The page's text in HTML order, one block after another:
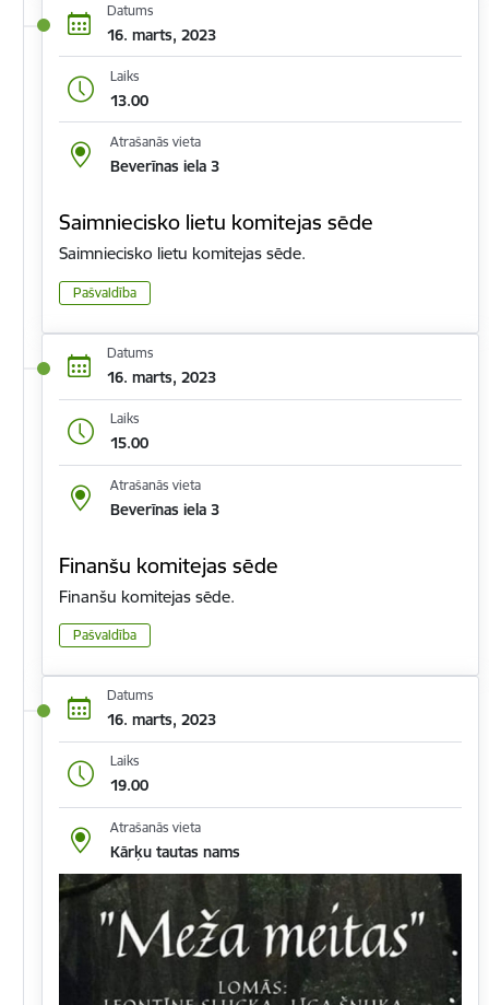
Datums
16. marts, 2023
Laiks
13.00
Atrašanās vieta
Beverīnas iela 3
Saimniecisko lietu komitejas sēde
Saimniecisko lietu komitejas sēde.
Pašvaldība
Datums
16. marts, 2023
Laiks
15.00
Atrašanās vieta
Beverīnas iela 3
Finanšu komitejas sēde
Finanšu komitejas sēde.
Pašvaldība
Datums
16. marts, 2023
Laiks
19.00
Atrašanās vieta
Kārķu tautas nams